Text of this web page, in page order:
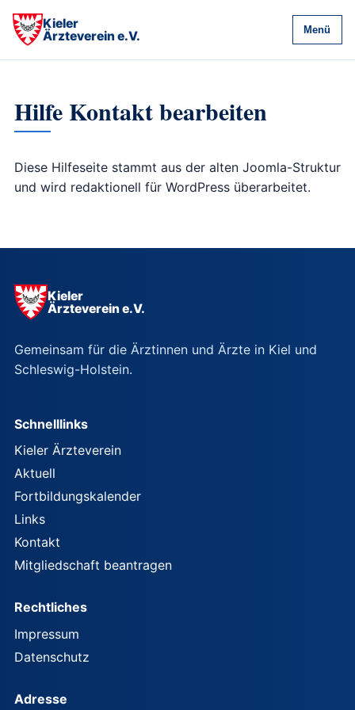
Kieler
Ärzteverein e.V.
Menü
Hilfe Kontakt bearbeiten
Diese Hilfeseite stammt aus der alten Joomla-Struktur
und wird redaktionell für WordPress überarbeitet.
Kieler
Ärzteverein e.V.
Gemeinsam für die Ärztinnen und Ärzte in Kiel und
Schleswig-Holstein.
Schnelllinks
Kieler Ärzteverein
Aktuell
Fortbildungskalender
Links
Kontakt
Mitgliedschaft beantragen
Rechtliches
Impressum
Datenschutz
Adresse